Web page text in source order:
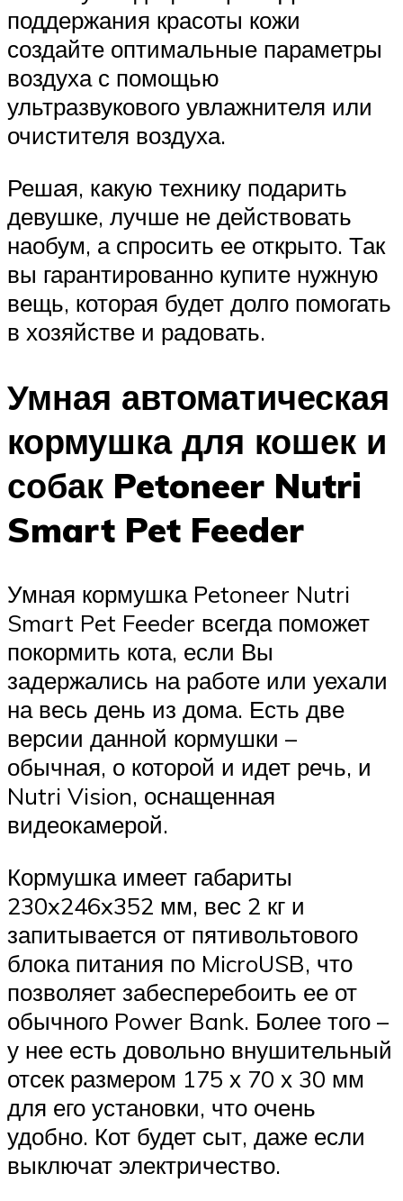
поддержания красоты кожи
создайте оптимальные параметры
воздуха с помощью
ультразвукового увлажнителя или
очистителя воздуха.
Решая, какую технику подарить
девушке, лучше не действовать
наобум, а спросить ее открыто. Так
вы гарантированно купите нужную
вещь, которая будет долго помогать
в хозяйстве и радовать.
Умная автоматическая
кормушка для кошек и
собак Petoneer Nutri
Smart Pet Feeder
Умная кормушка Petoneer Nutri
Smart Pet Feeder всегда поможет
покормить кота, если Вы
задержались на работе или уехали
на весь день из дома. Есть две
версии данной кормушки –
обычная, о которой и идет речь, и
Nutri Vision, оснащенная
видеокамерой.
Кормушка имеет габариты
230x246x352 мм, вес 2 кг и
запитывается от пятивольтового
блока питания по MicroUSB, что
позволяет забесперебоить ее от
обычного Power Bank. Более того –
у нее есть довольно внушительный
отсек размером 175 х 70 х 30 мм
для его установки, что очень
удобно. Кот будет сыт, даже если
выключат электричество.